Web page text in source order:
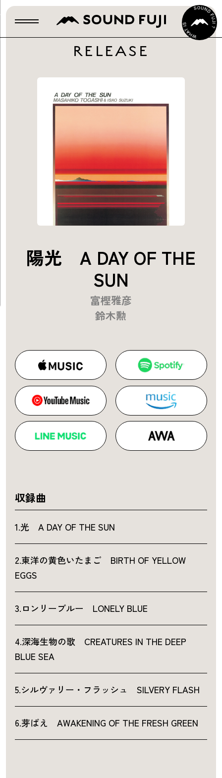
RELEASE
陽光 A DAY OF THE
SUN
富樫雅彦
鈴木勲
収録曲
1.光 A DAY OF THE SUN
2.東洋の黄色いたまご BIRTH OF YELLOW
EGGS
3.ロンリーブルー LONELY BLUE
4.深海生物の歌 CREATURES IN THE DEEP
BLUE SEA
5.シルヴァリー・フラッシュ SILVERY FLASH
6.芽ばえ AWAKENING OF THE FRESH GREEN